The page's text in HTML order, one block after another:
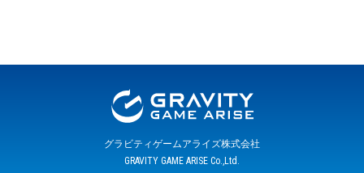
グラビティゲームアライズ株式会社
GRAVITY GAME ARISE Co.,Ltd.